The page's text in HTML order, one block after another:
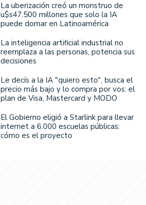
La uberización creó un monstruo de
u$s47.500 millones que solo la IA
puede domar en Latinoamérica
La inteligencia artificial industrial no
reemplaza a las personas, potencia sus
decisiones
Le decís a la IA "quiero esto", busca el
precio más bajo y lo compra por vos: el
plan de Visa, Mastercard y MODO
El Gobierno eligió a Starlink para llevar
internet a 6.000 escuelas públicas:
cómo es el proyecto